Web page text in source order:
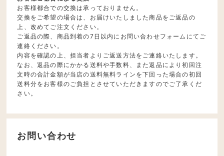
お客様都合での交換は承っておりません。
交換をご希望の場合は、お届けいたしました商品をご返品の
上、改めてご注文ください。
ご返品の際、商品到着の7日以内にお問い合わせフォームにてご
連絡ください。
内容を確認の上、担当者よりご返送方法をご連絡いたします。
なお、返品の際にかかる送料や手数料、また返品により初回注
文時の合計金額が当店の送料無料ラインを下回った場合の初回
送料分をお客様のご負担とさせていただきますのでご了承くだ
さい。
お問い合わせ